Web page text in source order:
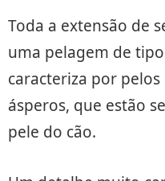
Toda a extensão de
uma pelagem de
caracteriza por
ásperos, que estão
pele do cão.